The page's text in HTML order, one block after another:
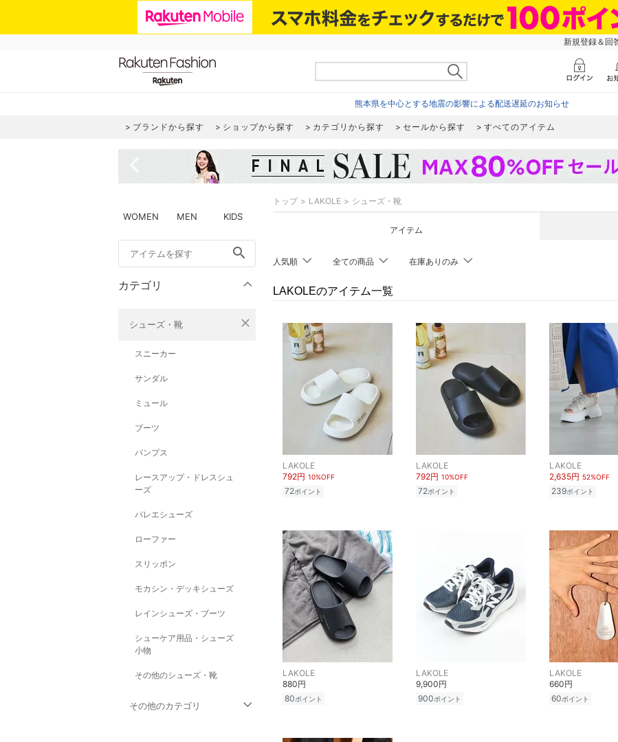
新規登録＆回
熊本県を中心とする地震の影響による配送遅延のお知らせ
ブランドから探す ショップから探す カテゴリから探す セールから探す すべてのアイテム
WOMEN MEN KIDS
search
カテゴリ
シューズ・靴 close
スニーカー
サンダル
ミュール
ブーツ
パンプス
レースアップ・ドレスシュ
ーズ
バレエシューズ
ローファー
スリッポン
モカシン・デッキシューズ
レインシューズ・ブーツ
シューケア用品・シューズ
小物
その他のシューズ・靴
その他のカテゴリ
トップ LAKOLE シューズ・靴
アイテム
人気順 全ての商品 在庫ありのみ
LAKOLEのアイテム一覧
LAKOLE
792円 10%OFF
72ポイント
LAKOLE
792円 10%OFF
72ポイント
LAKOLE
2,635円 52%OFF
239ポイント
LAKOLE
880円
80ポイント
LAKOLE
9,900円
900ポイント
LAKOLE
660円
60ポイント